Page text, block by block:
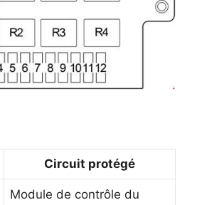
Circuit protégé
Module de contrôle du